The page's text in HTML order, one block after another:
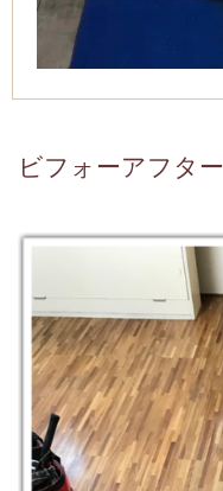
ビフォーアフター